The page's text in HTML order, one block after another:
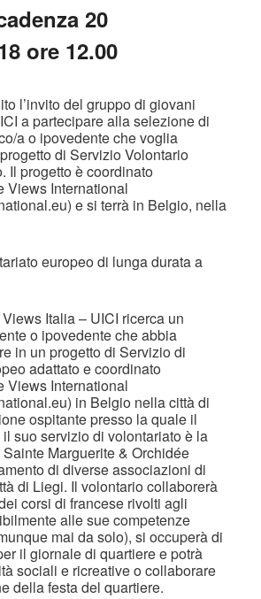
20
ore 12.00
l’invito del gruppo di giovani
a partecipare alla selezione di
a o ipovedente che voglia
di Servizio Volontario
Il progetto è coordinato
Views International
e si terrà in Belgio, nella
europeo di lunga durata a
Italia – UICI ricerca un
o ipovedente che abbia
in un progetto di Servizio di
adattato e coordinato
Views International
in Belgio nella città di
ospitante presso la quale il
suo servizio di volontariato è la
Marguerite & Orchidée
di diverse associazioni di
di Liegi. Il volontario collaborerà
corsi di francese rivolti agli
alle sue competenze
mai da solo), si occuperà di
il giornale di quartiere e potrà
sociali e ricreative o collaborare
della festa del quartiere.